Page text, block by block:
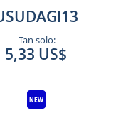
Tan solo:
5,33 US$